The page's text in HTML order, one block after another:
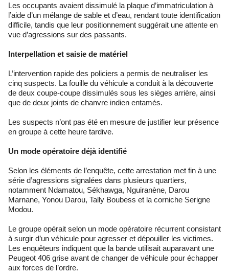
Les occupants avaient dissimulé la plaque d’immatriculation à
l’aide d’un mélange de sable et d’eau, rendant toute identification
difficile, tandis que leur positionnement suggérait une attente en
vue d’agressions sur des passants.
Interpellation et saisie de matériel
L’intervention rapide des policiers a permis de neutraliser les
cinq suspects. La fouille du véhicule a conduit à la découverte
de deux coupe-coupe dissimulés sous les sièges arrière, ainsi
que de deux joints de chanvre indien entamés.
Les suspects n’ont pas été en mesure de justifier leur présence
en groupe à cette heure tardive.
Un mode opératoire déjà identifié
Selon les éléments de l’enquête, cette arrestation met fin à une
série d’agressions signalées dans plusieurs quartiers,
notamment Ndamatou, Sékhawga, Nguiranène, Darou
Marnane, Yonou Darou, Tally Boubess et la corniche Serigne
Modou.
Le groupe opérait selon un mode opératoire récurrent consistant
à surgir d’un véhicule pour agresser et dépouiller les victimes.
Les enquêteurs indiquent que la bande utilisait auparavant une
Peugeot 406 grise avant de changer de véhicule pour échapper
aux forces de l’ordre.